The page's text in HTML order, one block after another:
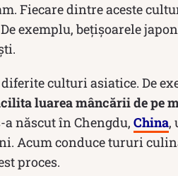
Fiecare dintre aceste
exemplu, bețișoarele
culturi asiatice. De
luarea mâncării de pe
a născut în Chengdu, China,
Acum conduce tururi
proces.